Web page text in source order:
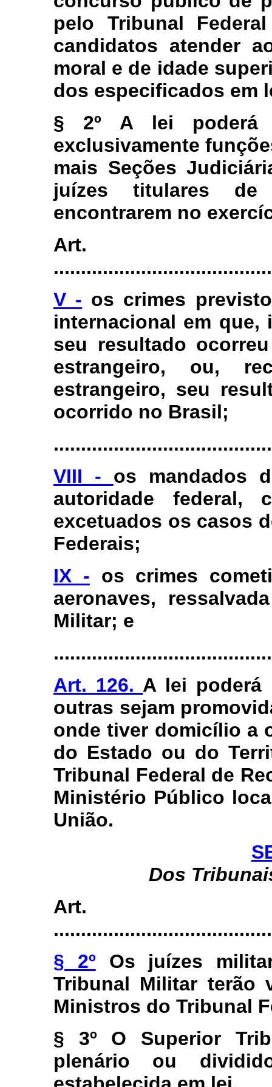
pelo Tribunal
candidatos atender
moral e de idade
dos especificados em
§ 2º A lei poderá
exclusivamente
mais Seções
juízes titulares
encontrarem no
V - os crimes
internacional em que,
seu resultado
estrangeiro, ou,
estrangeiro, seu
ocorrido no Brasil;
VIII - os mandados
autoridade
excetuados os casos
Federais;
IX - os crimes
aeronaves,
Militar; e
Art. 126. A lei poderá
outras sejam
onde tiver domicílio a
do Estado ou do
Tribunal Federal de
Ministério Público
União.
Dos
§ 2ºOs juízes
Tribunal Militar terão
Ministros do Tribunal
§ 3º O Superior
plenário ou